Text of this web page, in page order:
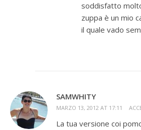
soddisfatto
zuppa è un mio
il quale vado
SAMWHITY
MARZO 13, 2012 AT 17:11
La tua versione coi